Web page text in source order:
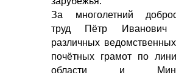
За многолетний
труд Пётр Иванович
различных
почётных грамот по
области и